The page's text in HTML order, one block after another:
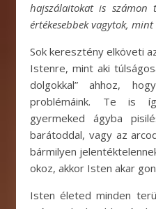
hajszálaitokat is
értékesebbek vagytok, mint
Sok keresztény elköveti
Istenre, mint aki
dolgokkal” ahhoz,
problémáink. Te is
gyermeked ágyba
barátoddal, vagy az
bármilyen
okoz, akkor Isten akar
Isten életed minden